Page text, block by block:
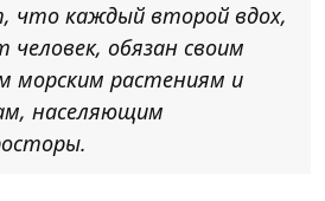
что каждый второй вдох,
обязан своим
морским растениям и
населяющим